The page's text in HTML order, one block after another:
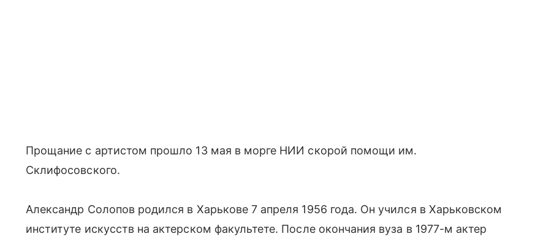
Прощание с артистом прошло 13 мая в морге НИИ скорой помощи им.
Склифосовского.
Александр Солопов родился в Харькове 7 апреля 1956 года. Он учился в Харьковском
институте искусств на актерском факультете. После окончания вуза в 1977-м актер